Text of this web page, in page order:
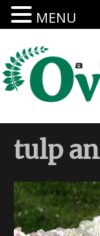
tulp
MENU